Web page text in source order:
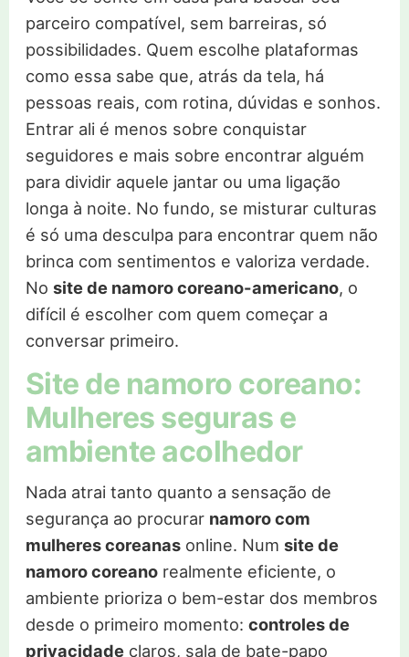
parceiro compatível, sem barreiras, só
possibilidades. Quem escolhe plataformas
como essa sabe que, atrás da tela, há
pessoas reais, com rotina, dúvidas e sonhos.
Entrar ali é menos sobre conquistar
seguidores e mais sobre encontrar alguém
para dividir aquele jantar ou uma ligação
longa à noite. No fundo, se misturar culturas
é só uma desculpa para encontrar quem não
brinca com sentimentos e valoriza verdade.
No site de namoro coreano-americano, o
difícil é escolher com quem começar a
conversar primeiro.
Site de namoro coreano:
Mulheres seguras e
ambiente acolhedor
Nada atrai tanto quanto a sensação de
segurança ao procurar namoro com
mulheres coreanasonline. Num site de
namoro coreanorealmente eficiente, o
ambiente prioriza o bem-estar dos membros
desde o primeiro momento: controles de
privacidadeclaros, sala de bate-papo